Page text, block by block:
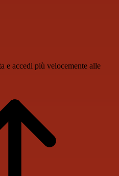
e accedi più velocemente alle